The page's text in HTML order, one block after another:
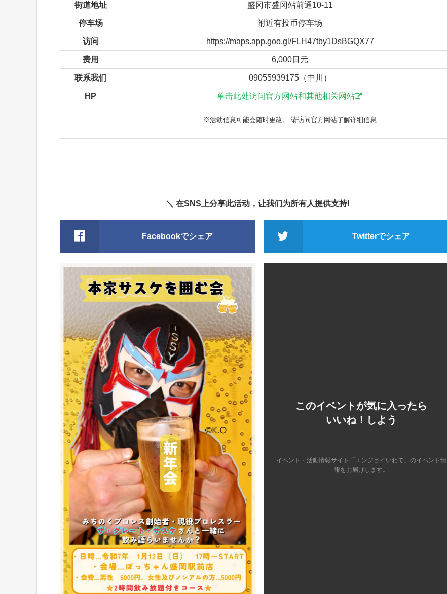
街道地址 盛冈市盛冈站前通10-11
停车场 附近有投币停车场
访问 https://maps.app.goo.gl/FLH47tby1DsBGQX77
费用 6,000日元
联系我们 09055939175（中川）
HP 单击此处访问官方网站和其他相关网站
※活动信息可能会随时更改。 请访问官方网站了解详细信息
＼ 在SNS上分享此活动，让我们为所有人提供支持!
Facebookでシェア Twitterでシェア
このイベントが気に入ったら
いいね！しよう
イベント・活動情報サイト「エンジョイいわて」のイベント情
報をお届けします。